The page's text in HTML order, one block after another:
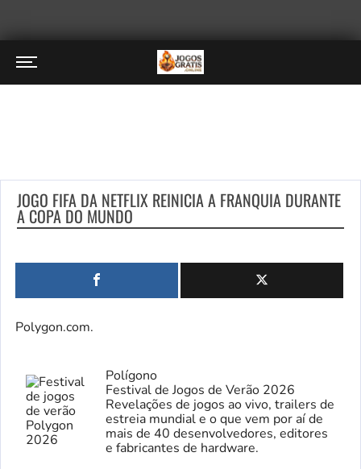
JOGO FIFA DA NETFLIX REINICIA A FRANQUIA DURANTE
A COPA DO MUNDO
Polygon.com.
Polígono
Festival de Jogos de Verão 2026
Revelações de jogos ao vivo, trailers de
estreia mundial e o que vem por aí de
mais de 40 desenvolvedores, editores
e fabricantes de hardware.